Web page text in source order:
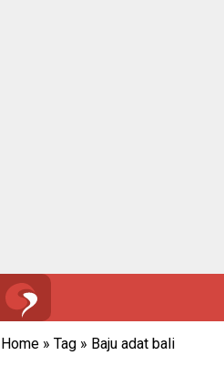
Home » Tag » Baju adat bali